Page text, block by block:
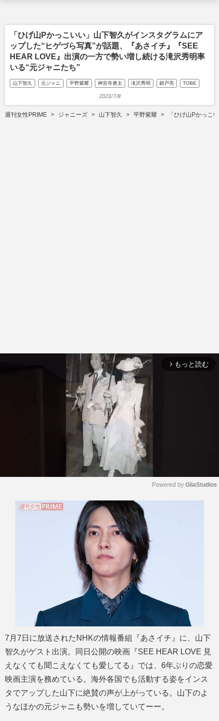
「ひげ山Pかっこいい」山下智久がインスタグラムにア
ップした“ヒゲづら写真”が話題、『あさイチ』『SEE
HEAR LOVE』出演の一方で勢い増し続ける滝沢秀明率
いる“元ジャニたち”
山下智久 元ジャニ 平野紫耀 神宮寺勇太 滝沢秀明 錦戸亮 TOBE
2023/7/8
週刊女性PRIME ジャニーズ 山下智久 平野紫耀 「ひげ山Pかっこ
arrow_forward_ios もっと読む
Powered by GliaStudios
7月7日に放送されたNHKの情報番組『あさイチ』に、山下
智久がゲスト出演。同日公開の映画『SEE HEAR LOVE 見
えなくても聞こえなくても愛してる』では、6年ぶりの恋愛
映画主演を務めている。海外各国でも活動する姿をインス
タでアップした山下に絶賛の声が上がっている。山下のよ
うなほかの元ジャニも勢いを増していてーー。